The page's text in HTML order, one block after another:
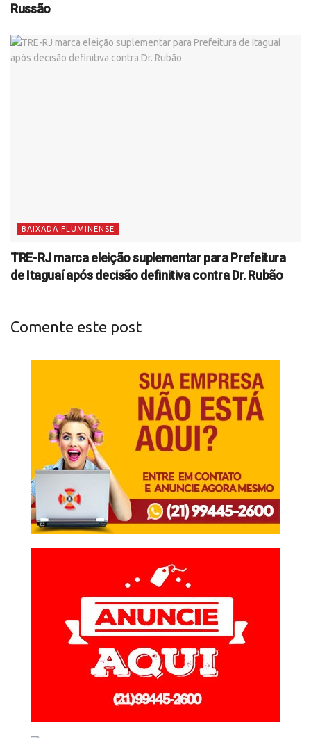
Russão
BAIXADA FLUMINENSE
TRE-RJ marca eleição suplementar para Prefeitura
de Itaguaí após decisão definitiva contra Dr. Rubão
Comente este post